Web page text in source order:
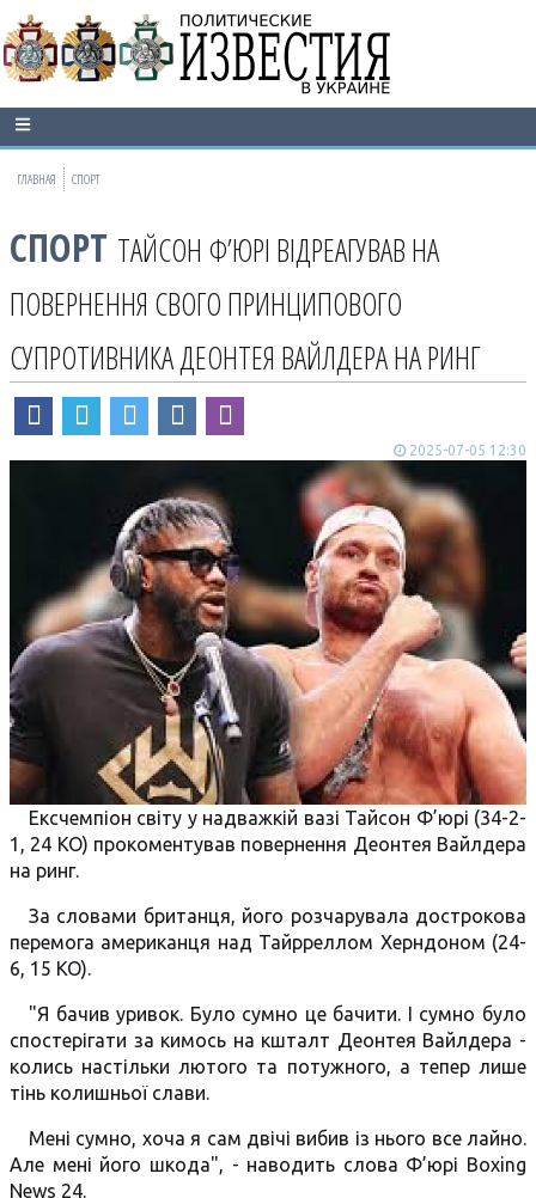
ГЛАВНАЯ СПОРТ
СПОРТ ТАЙСОН Ф’ЮРІ ВІДРЕАГУВАВ НА
ПОВЕРНЕННЯ СВОГО ПРИНЦИПОВОГО
СУПРОТИВНИКА ДЕОНТЕЯ ВАЙЛДЕРА НА РИНГ
2025-07-05 12:30
Ексчемпіон світу у надважкій вазі Тайсон Ф’юрі (34-2-
1, 24 КО) прокоментував повернення Деонтея Вайлдера
на ринг.
За словами британця, його розчарувала дострокова
перемога американця над Тайрреллом Херндоном (24-
6, 15 КО).
"Я бачив уривок. Було сумно це бачити. І сумно було
спостерігати за кимось на кшталт Деонтея Вайлдера -
колись настільки лютого та потужного, а тепер лише
тінь колишньої слави.
Мені сумно, хоча я сам двічі вибив із нього все лайно.
Але мені його шкода", - наводить слова Ф’юрі Boxing
News 24.